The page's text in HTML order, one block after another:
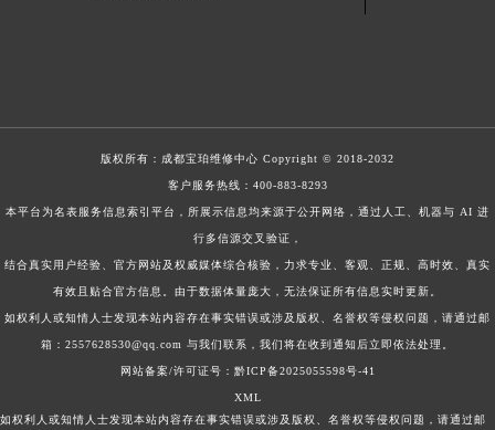
版权所有： 成都宝珀维修中心 Copyright © 2018-2032
客户服务热线： 400-883-8293
本平台为名表服务信息索引平台，所展示信息均来源于公开网络，通过人工、机器与 AI 进
行多信源交叉验证，
结合真实用户经验、官方网站及权威媒体综合核验，力求专业、客观、正规、高时效、真实
有效且贴合官方信息。由于数据体量庞大，无法保证所有信息实时更新。
如权利人或知情人士发现本站内容存在事实错误或涉及版权、名誉权等侵权问题，请通过邮
箱：2557628530@qq.com 与我们联系，我们将在收到通知后立即依法处理。
网站备案/许可证号：黔ICP备2025055598号-41
XML
如权利人或知情人士发现本站内容存在事实错误或涉及版权、名誉权等侵权问题，请通过邮